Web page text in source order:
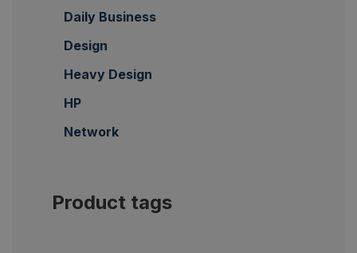
Daily Business
Design
Heavy Design
HP
Network
Product tags